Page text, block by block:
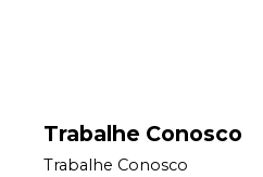
Trabalhe Conosco
Trabalhe Conosco